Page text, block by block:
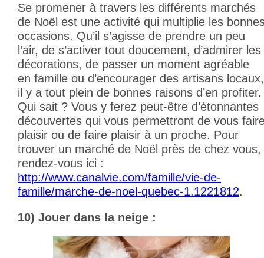
Se promener à travers les différents marchés
de Noël est une activité qui multiplie les
occasions. Qu’il s’agisse de prendre un peu
l’air, de s’activer tout doucement, d’admirer les
décorations, de passer un moment agréable
en famille ou d’encourager des artisans locaux,
il y a tout plein de bonnes raisons d’en profiter.
Qui sait ? Vous y ferez peut-être d’étonnantes
découvertes qui vous permettront de vous
plaisir ou de faire plaisir à un proche. Pour
trouver un marché de Noël près de chez vous,
rendez-vous ici :
http://www.canalvie.com/famille/vie-de-
famille/marche-de-noel-quebec-1.1221812.
10) Jouer dans la neige :